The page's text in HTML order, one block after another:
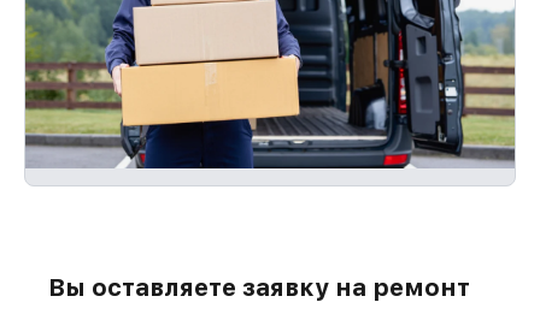
Вы оставляете заявку на ремонт